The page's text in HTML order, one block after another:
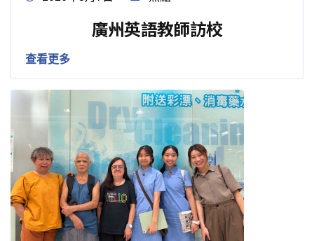
廣州英語教師訪校
查看更多